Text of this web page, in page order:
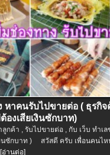
หาคนรับไปขายต่อ ( ธุรกิจ
องเสียเงินซักบาท)
กค้า , รับไปขายต่อ , กับ เว็บ ทำเ
งินซักบาท ) สวัสดี ครับ เพื่อนคนไห
[อ่านต่อ]